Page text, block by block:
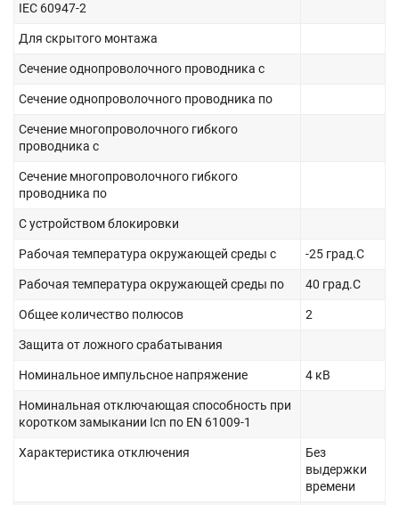
IEC 60947-2
Для скрытого монтажа
Сечение однопроволочного проводника с
Сечение однопроволочного проводника по
Сечение многопроволочного гибкого
проводника с
Сечение многопроволочного гибкого
проводника по
С устройством блокировки
Рабочая температура окружающей среды с -25 град.C
Рабочая температура окружающей среды по 40 град.C
Общее количество полюсов 2
Защита от ложного срабатывания
Номинальное импульсное напряжение 4 кВ
Номинальная отключающая способность при
коротком замыкании Icn по EN 61009-1
Характеристика отключения
Без
выдержки
времени